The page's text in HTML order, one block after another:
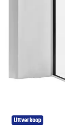
Uitverkoop